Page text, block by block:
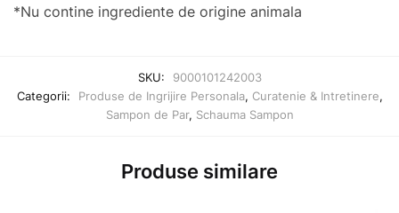
*Nu contine ingrediente de origine animala
SKU:
9000101242003
Categorii:
Produse de Ingrijire Personala, Curatenie & Intretinere,
Sampon de Par, Schauma Sampon
Produse similare